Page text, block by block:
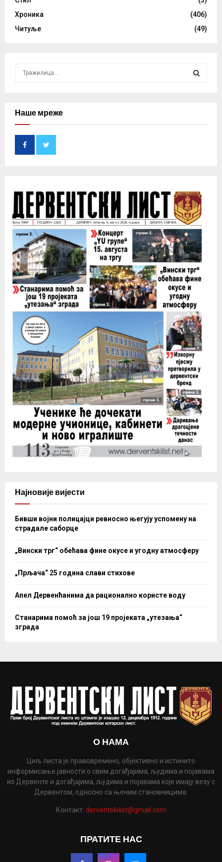
Хроника
(406)
Читуље
(49)
c
H
Наше мреже
Најновије вијести
Бивши војни полицајци ревносно његују успомену на
страдале саборце
„Вински трг“ обећава фине окусе и угодну атмосферу
„Прљача“ 25 година слави стихове
Апел Дервенћанима да рационално користе воду
Станарима помоћ за још 19 пројеката „утезања“
зграда
О НАМА
Циљ листа је правовремено, објективно и истинито
информисање јавности о свим догађајима, људима и појавама
из Дервенте и догађајима, људима и појавама које имају везу с
Дервентом, односно са њеним становницима.
Контакт: derventskilist@gmail.com
ПРАТИТЕ НАС